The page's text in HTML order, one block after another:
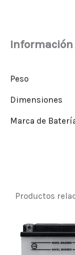
TX14-
Peso
Dimensiones
Marca de
Productos